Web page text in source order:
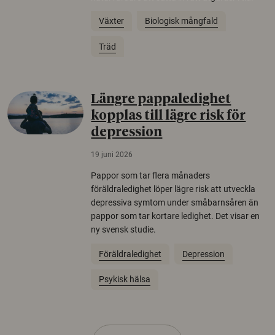
Växter Biologisk mångfald
Träd
Längre pappaledighet
kopplas till lägre risk för
depression
19 juni 2026
Pappor som tar flera månaders
föräldraledighet löper lägre risk att utveckla
depressiva symtom under småbarnsåren än
pappor som tar kortare ledighet. Det visar en
ny svensk studie.
Föräldraledighet Depression
Psykisk hälsa